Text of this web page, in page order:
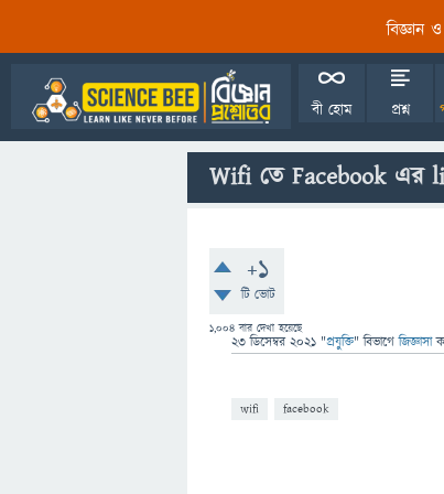
বিজ্ঞান
বী হোম প্রশ্ন
Wifi তে Facebook এর
+1
টি ভোট
1,004 বার দেখা হয়েছে
23 ডিসেম্বর 2021 "প্রযুক্তি" বিভাগে জিজ্ঞাসা
wifi facebook